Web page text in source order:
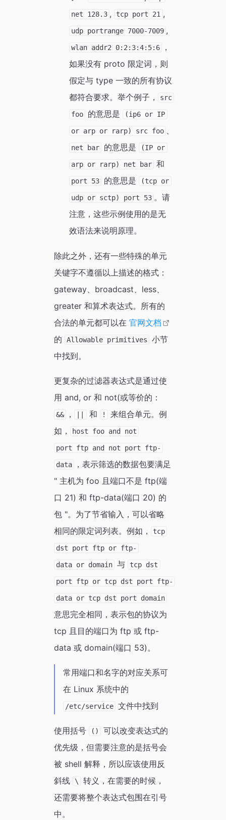
net 128.3 , tcp port 21 ,
udp portrange 7000-7009 ,
wlan addr2 0:2:3:4:5:6
，
如果没有 proto 限定词，则
假定与 type 一致的所有协议
都符合要求。举个例子，
src
foo 的意思是 (ip6 or IP
or arp or rarp) src foo
net bar 的意思是 (IP or
arp or rarp) net bar 和
port 53 的意思是 (tcp or
udp or sctp) port 53 。请
注意，这些示例使用的是无
效语法来说明原理。
除此之外，还有一些特殊的单元
关键字不遵循以上描述的格式：
gateway、broadcast、less、
greater 和算术表达式。所有的
合法的单元都可以在 官网文档
的
Allowable primitives
小节
中找到。
更复杂的过滤器表达式是通过使
用 and, or 和 not(或等价的：
&& ， 和 !
来组合单元。例
如，
host foo and not
port ftp and not port ftp-
data
，表示筛选的数据包要满足
" 主机为 foo 且端口不是 ftp(端
口 21) 和 ftp-data(端口 20) 的
包 "。为了节省输入，可以省略
相同的限定词列表。例如，
tcp
dst port ftp or ftp-
data or domain 与 tcp dst
port ftp or tcp dst port ftp-
data or tcp dst port domain
意思完全相同，表示包的协议为
tcp 且目的端口为 ftp 或 ftp-
data 或 domain(端口 53)。
常用端口和名字的对应关系可
在 Linux 系统中的
/etc/service 文件中找到
使用括号 ()
可以改变表达式的
优先级，但需要注意的是括号会
被 shell 解释，所以应该使用反
斜线
\
转义，在需要的时候，
还需要将整个表达式包围在引号
中。